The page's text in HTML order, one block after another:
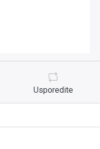
Usporedite